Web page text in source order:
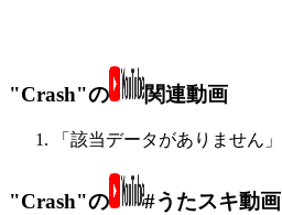
"Crash"の 関連動画
「該当データがありません」
"Crash"の #うたスキ動画